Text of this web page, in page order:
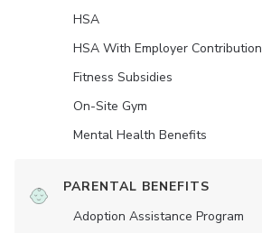
HSA
HSA With Employer Contribution
Fitness Subsidies
On-Site Gym
Mental Health Benefits
PARENTAL BENEFITS
Adoption Assistance Program